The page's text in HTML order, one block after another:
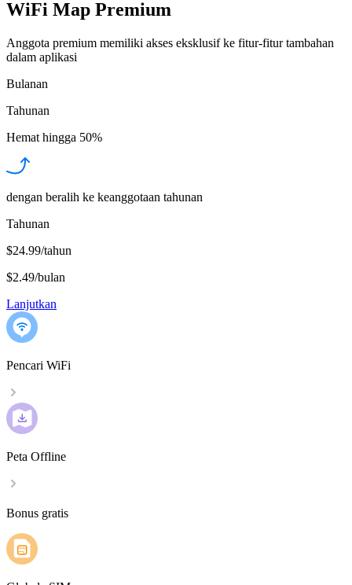
WiFi Map Premium
Anggota premium memiliki akses eksklusif ke fitur-fitur tambahan
dalam aplikasi
Bulanan
Tahunan
Hemat hingga 50%
dengan beralih ke keanggotaan tahunan
Tahunan
$24.99/tahun
$2.49/bulan
Lanjutkan
Pencari WiFi
Peta Offline
Bonus gratis